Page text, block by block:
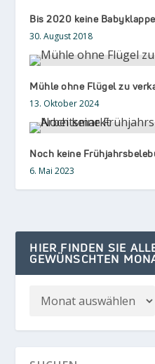
Bis 2020 keine
30. August 2018
Mühle ohne Flügel zu
13. Oktober 2024
Noch keine
6. Mai 2023
HIER FINDEN SIE
GEWÜNSCHTEN